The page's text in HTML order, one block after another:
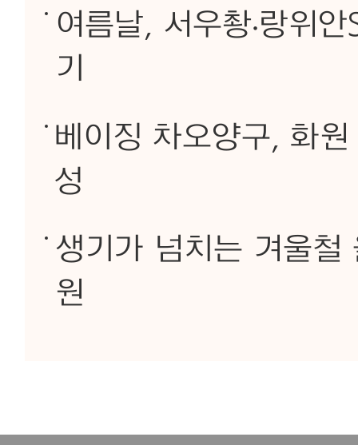
여름날, 서우촹·랑위
기
베이징 차오양구, 화
성
생기가 넘치는 겨울철
원